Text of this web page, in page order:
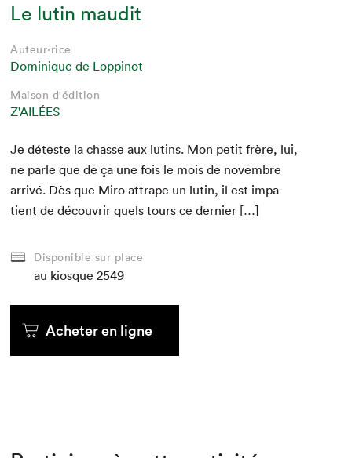
Le lutin maudit
Auteur·rice
Dominique de Loppinot
Maison d'édition
Z'AILÉES
Je déteste la chas­se aux lutins. Mon petit frère, lui,
ne par­le que de ça une fois le mois de novem­bre
arrivé. Dès que Miro attrape un lutin, il est impa­
tient de décou­vrir quels tours ce dernier […]
Disponible sur place
au kiosque 2549
Acheter en ligne